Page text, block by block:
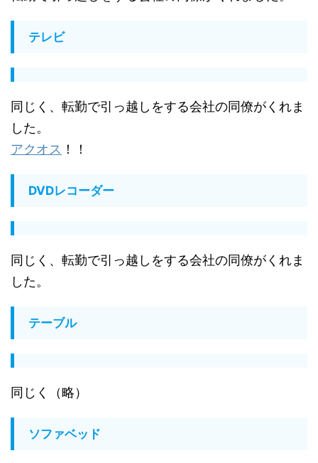
テレビ
同じく、転勤で引っ越しをする会社の同僚がくれま
した。
アクオス ！！
DVDレコーダー
同じく、転勤で引っ越しをする会社の同僚がくれま
した。
テーブル
同じく（略）
ソファベッド